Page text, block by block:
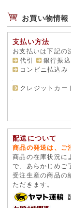
お買い物情報
支払い方法
お支払いは下記の
代引
銀行振込
コンビニ払込み
クレジットカー
配送について
商品の発送は、ご
商品の在庫状況に
で、あらかじめご
受注生産の商品の
ただきます。